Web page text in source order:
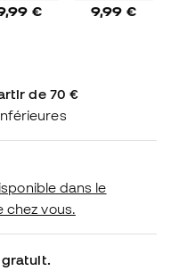
€ 9,99 €
de 70 €
dans le
vous.